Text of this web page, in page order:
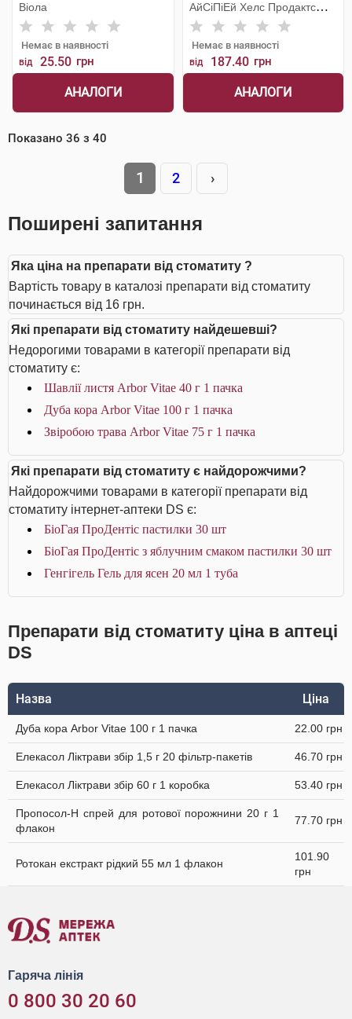
Віола
Немає в наявності
від 25.50 грн
АНАЛОГИ
АйСіПіЕй Хелс Продактc
Лімітед
Немає в наявності
від 187.40 грн
АНАЛОГИ
Показано 36 з 40
1 2 ›
Поширені запитання
Яка ціна на препарати від стоматиту ?
Вартість товару в каталозі препарати від стоматиту
починається від 16 грн.
Які препарати від стоматиту найдешевші?
Недорогими товарами в категорії препарати від
стоматиту є:
Шавлії листя Arbor Vitae 40 г 1 пачка
Дуба кора Arbor Vitae 100 г 1 пачка
Звіробою трава Arbor Vitae 75 г 1 пачка
Які препарати від стоматиту є найдорожчими?
Найдорожчими товарами в категорії препарати від
стоматиту інтернет-аптеки DS є:
БіоГая ПроДентіс пастилки 30 шт
БіоГая ПроДентіс з яблучним смаком пастилки 30 шт
Генгігель Гель для ясен 20 мл 1 туба
Препарати від стоматиту ціна в аптеці
DS
Назва Ціна
Дуба кора Arbor Vitae 100 г 1 пачка 22.00 грн
Елекасол Ліктрави збір 1,5 г 20 фільтр-пакетів 46.70 грн
Елекасол Ліктрави збір 60 г 1 коробка 53.40 грн
Пропосол-Н спрей для ротової порожнини 20 г 1
флакон
77.70 грн
Ротокан екстракт рідкий 55 мл 1 флакон
101.90
грн
Гаряча лінія
0 800 30 20 60